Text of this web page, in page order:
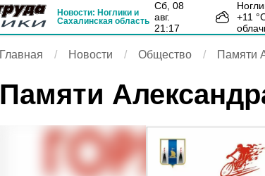
Новости: Ноглики и
Сахалинская область
сб, 08
авг.
21:17
+11
Главная Новости Общество Памяти
Памяти